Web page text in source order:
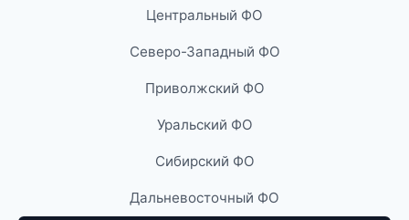
Центральный ФО
Северо-Западный ФО
Приволжский ФО
Уральский ФО
Сибирский ФО
Дальневосточный ФО